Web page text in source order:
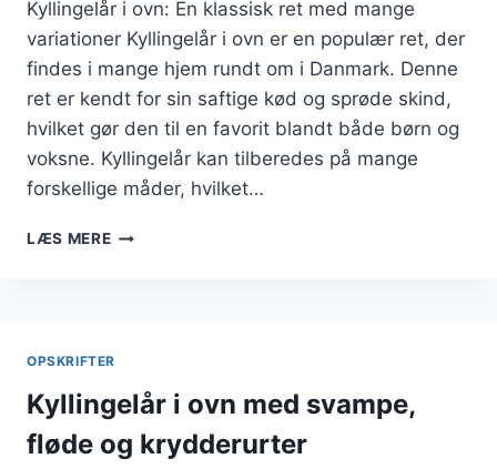
Kyllingelår i ovn: En klassisk ret med mange
variationer Kyllingelår i ovn er en populær ret, der
findes i mange hjem rundt om i Danmark. Denne
ret er kendt for sin saftige kød og sprøde skind,
hvilket gør den til en favorit blandt både børn og
voksne. Kyllingelår kan tilberedes på mange
forskellige måder, hvilket…
LÆS MEREKYLLINGELÅR
OPSKRIFTER
Kyllingelår i ovn med svampe,
fløde og krydderurter